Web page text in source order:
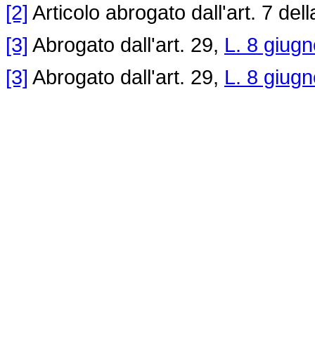
[2] Articolo abrogato dall'art. 7
[3] Abrogato dall'art. 29, L. 8
[3] Abrogato dall'art. 29, L. 8